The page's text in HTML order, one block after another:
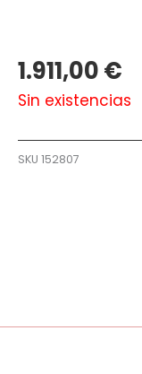
1.911,00€
Sin existencias
SKU 152807